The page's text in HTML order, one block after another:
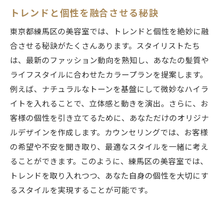
トレンドと個性を融合させる秘訣
東京都練馬区の美容室では、トレンドと個性を絶妙に融
合させる秘訣がたくさんあります。スタイリストたち
は、最新のファッション動向を熟知し、あなたの髪質や
ライフスタイルに合わせたカラープランを提案します。
例えば、ナチュラルなトーンを基盤にして微妙なハイラ
イトを入れることで、立体感と動きを演出。さらに、お
客様の個性を引き立てるために、あなただけのオリジナ
ルデザインを作成します。カウンセリングでは、お客様
の希望や不安を聞き取り、最適なスタイルを一緒に考え
ることができます。このように、練馬区の美容室では、
トレンドを取り入れつつ、あなた自身の個性を大切にす
るスタイルを実現することが可能です。